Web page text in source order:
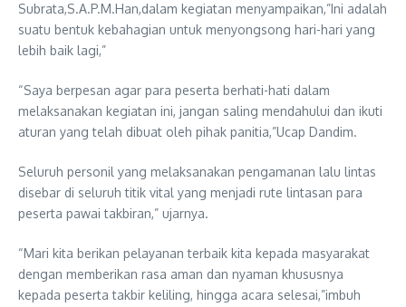
Subrata,S.A.P.M.Han,dalam kegiatan menyampaikan,”Ini adalah
suatu bentuk kebahagian untuk menyongsong hari-hari yang
lebih baik lagi,”
“Saya berpesan agar para peserta berhati-hati dalam
melaksanakan kegiatan ini, jangan saling mendahului dan ikuti
aturan yang telah dibuat oleh pihak panitia,”Ucap Dandim.
Seluruh personil yang melaksanakan pengamanan lalu lintas
disebar di seluruh titik vital yang menjadi rute lintasan para
peserta pawai takbiran,” ujarnya.
“Mari kita berikan pelayanan terbaik kita kepada masyarakat
dengan memberikan rasa aman dan nyaman khususnya
kepada peserta takbir keliling, hingga acara selesai,”imbuh